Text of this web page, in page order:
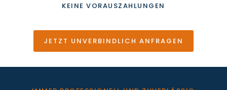
KEINE VORAUSZAHLUNGEN
JETZT UNVERBINDLICH ANFRAGEN